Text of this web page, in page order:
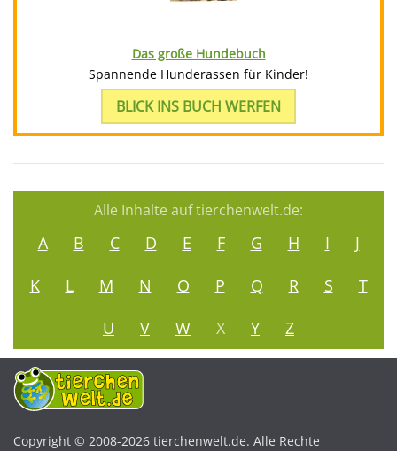
Das große Hundebuch
Spannende Hunderassen für Kinder!
BLICK INS BUCH WERFEN
Alle Inhalte auf tierchenwelt.de:
A B C D E F G H I
J
K
L M N O P Q R S
T
U
V W X Y Z
Copyright © 2008-2026 tierchenwelt.de. Alle Rechte